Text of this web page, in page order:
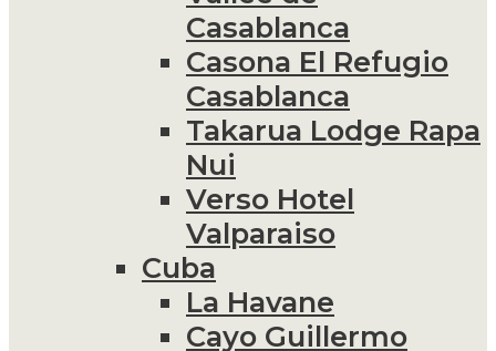
Casablanca
Casona El Refugio
Casablanca
Takarua Lodge Rapa
Nui
Verso Hotel
Valparaiso
Cuba
La Havane
Cayo Guillermo